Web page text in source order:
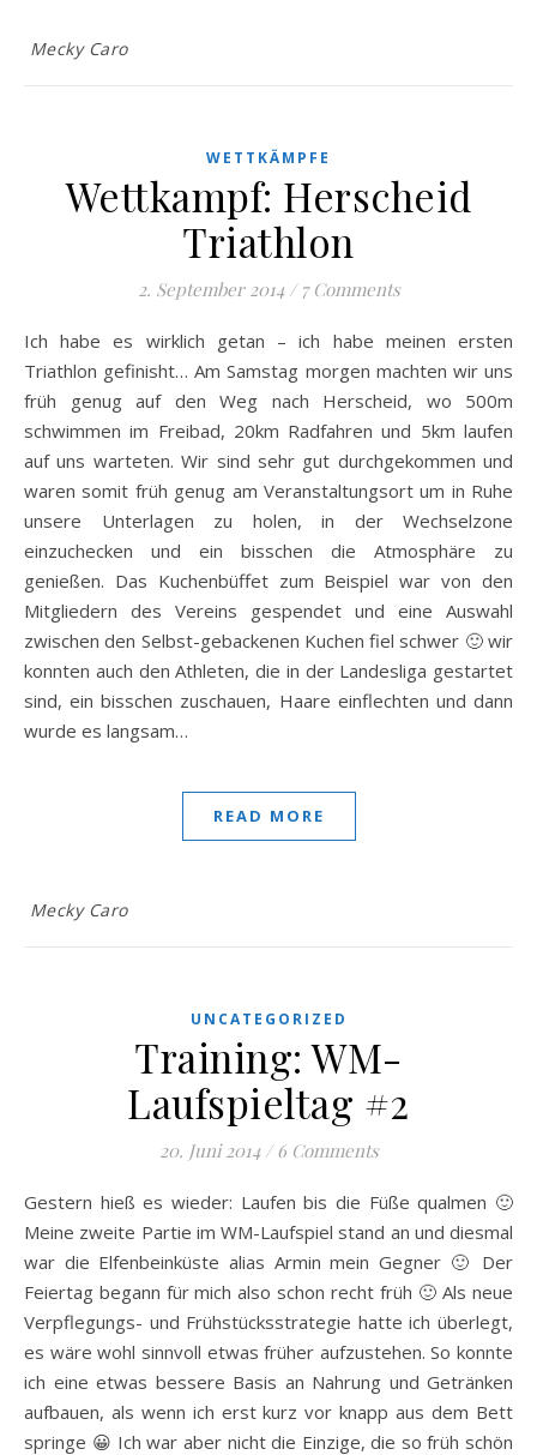
Mecky Caro
WETTKÄMPFE
Wettkampf: Herscheid
Triathlon
2. September 2014 / 7 Comments
Ich habe es wirklich getan – ich habe meinen ersten
Triathlon gefinisht… Am Samstag morgen machten wir uns
früh genug auf den Weg nach Herscheid, wo 500m
schwimmen im Freibad, 20km Radfahren und 5km laufen
auf uns warteten. Wir sind sehr gut durchgekommen und
waren somit früh genug am Veranstaltungsort um in Ruhe
unsere Unterlagen zu holen, in der Wechselzone
einzuchecken und ein bisschen die Atmosphäre zu
genießen. Das Kuchenbüffet zum Beispiel war von den
Mitgliedern des Vereins gespendet und eine Auswahl
zwischen den Selbst-gebackenen Kuchen fiel schwer 🙂 wir
konnten auch den Athleten, die in der Landesliga gestartet
sind, ein bisschen zuschauen, Haare einflechten und dann
wurde es langsam…
READ MORE
Mecky Caro
UNCATEGORIZED
Training: WM-
Laufspieltag #2
20. Juni 2014 / 6 Comments
Gestern hieß es wieder: Laufen bis die Füße qualmen 🙂
Meine zweite Partie im WM-Laufspiel stand an und diesmal
war die Elfenbeinküste alias Armin mein Gegner 🙂 Der
Feiertag begann für mich also schon recht früh 🙂 Als neue
Verpflegungs- und Frühstücksstrategie hatte ich überlegt,
es wäre wohl sinnvoll etwas früher aufzustehen. So konnte
ich eine etwas bessere Basis an Nahrung und Getränken
aufbauen, als wenn ich erst kurz vor knapp aus dem Bett
springe 😀 Ich war aber nicht die Einzige, die so früh schön